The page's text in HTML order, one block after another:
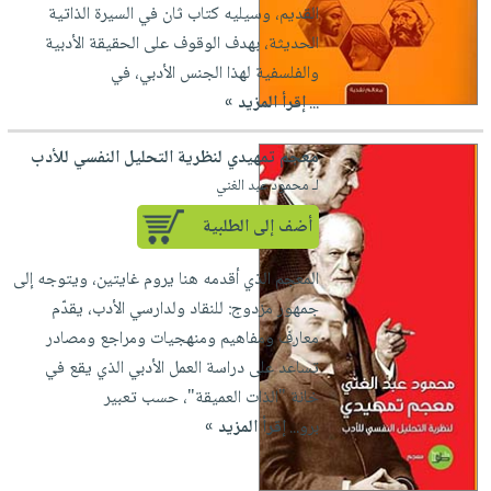
صابون
أطفال
مناسبات
فيديوهات
أسئلة
طرحها
خدمات
عربة
نشرة
الإصدارات
القديم، وسيليه كتاب ثان في السيرة الذاتية
الحديثة، بهدف الوقوف على الحقيقة الأدبية
والفلسفية لهذا الجنس الأدبي، في
...إقرأ المزيد »
معجم تمهيدي لنظرية التحليل النفسي للأدب
لـ محمود عبد الغني
أضف إلى الطلبية
المعجم الذي أقدمه هنا يروم غايتين، ويتوجه إلى
جمهور مزدوج: للنقاد ولدارسي الأدب، يقدّم
معارف ومفاهيم ومنهجيات ومراجع ومصادر
تساعد على دراسة العمل الأدبي الذي يقع في
خانة "الذات العميقة"، حسب تعبير
برو...إقرأ المزيد »